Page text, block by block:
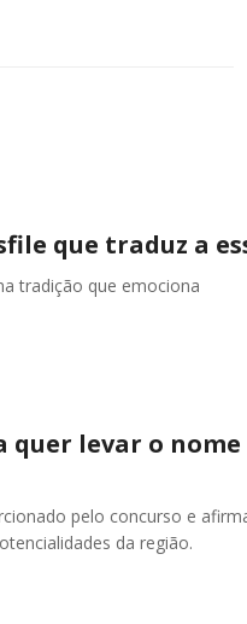
que traduz a
tradição que emociona
quer levar o
pelo concurso e
da região.